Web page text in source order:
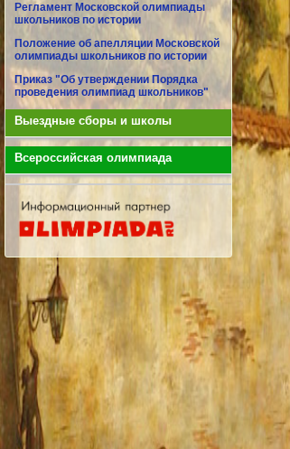
Регламент Московской олимпиады
школьников по истории
Положение об апелляции Московской
олимпиады школьников по истории
Приказ "Об утверждении Порядка
проведения олимпиад школьников"
Выездные сборы и школы
Всероссийская олимпиада